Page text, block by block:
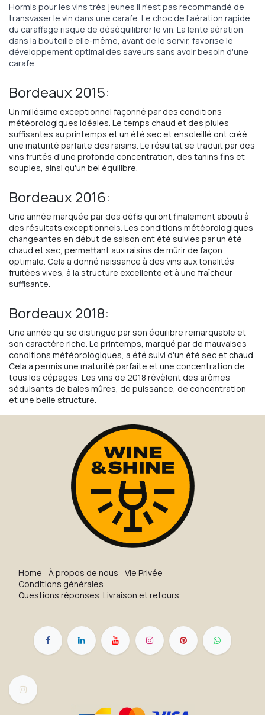
Hormis pour les vins très jeunes Il n'est pas recommandé de
transvaser le vin dans une carafe. Le choc de l'aération rapide
du caraffage risque de déséquilibrer le vin. La lente aération
dans la bouteille elle-même, avant de le servir, favorise le
développement optimal des saveurs sans avoir besoin d'une
carafe.
Bordeaux 2015:
Un millésime exceptionnel façonné par des conditions
météorologiques idéales. Le temps chaud et des pluies
suffisantes au printemps et un été sec et ensoleillé ont créé
une maturité parfaite des raisins. Le résultat se traduit par des
vins fruités d'une profonde concentration, des tanins fins et
souples, ainsi qu'un bel équilibre.
Bordeaux 2016:
Une année marquée par des défis qui ont finalement abouti à
des résultats exceptionnels. Les conditions météorologiques
changeantes en début de saison ont été suivies par un été
chaud et sec, permettant aux raisins de mûrir de façon
optimale. Cela a donné naissance à des vins aux tonalités
fruitées vives, à la structure excellente et à une fraîcheur
suffisante.
Bordeaux 2018:
Une année qui se distingue par son équilibre remarquable et
son caractère riche. Le printemps, marqué par de mauvaises
conditions météorologiques, a été suivi d'un été sec et chaud.
Cela a permis une maturité parfaite et une concentration de
tous les cépages. Les vins de 2018 révèlent des arômes
séduisants de baies mûres, de puissance, de concentration
et une belle structure.
H​o​me À propos de nous
Vie Privée
Conditions générales
Questions réponses Livraison et retours